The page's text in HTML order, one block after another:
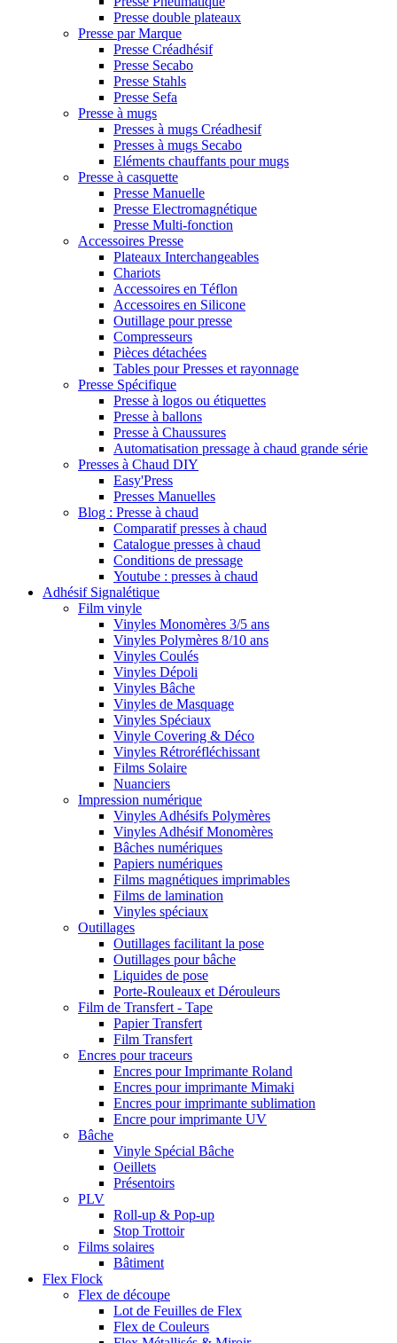
Presse double plateaux
Presse par Marque
Presse Créadhésif
Presse Secabo
Presse Stahls
Presse Sefa
Presse à mugs
Presses à mugs Créadhesif
Presses à mugs Secabo
Eléments chauffants pour mugs
Presse à casquette
Presse Manuelle
Presse Electromagnétique
Presse Multi-fonction
Accessoires Presse
Plateaux Interchangeables
Chariots
Accessoires en Téflon
Accessoires en Silicone
Outillage pour presse
Compresseurs
Pièces détachées
Tables pour Presses et rayonnage
Presse Spécifique
Presse à logos ou étiquettes
Presse à ballons
Presse à Chaussures
Automatisation pressage à chaud grande série
Presses à Chaud DIY
Easy'Press
Presses Manuelles
Blog : Presse à chaud
Comparatif presses à chaud
Catalogue presses à chaud
Conditions de pressage
Youtube : presses à chaud
Adhésif Signalétique
Film vinyle
Vinyles Monomères 3/5 ans
Vinyles Polymères 8/10 ans
Vinyles Coulés
Vinyles Dépoli
Vinyles Bâche
Vinyles de Masquage
Vinyles Spéciaux
Vinyle Covering & Déco
Vinyles Rétroréfléchissant
Films Solaire
Nuanciers
Impression numérique
Vinyles Adhésifs Polymères
Vinyles Adhésif Monomères
Bâches numériques
Papiers numériques
Films magnétiques imprimables
Films de lamination
Vinyles spéciaux
Outillages
Outillages facilitant la pose
Outillages pour bâche
Liquides de pose
Porte-Rouleaux et Dérouleurs
Film de Transfert - Tape
Papier Transfert
Film Transfert
Encres pour traceurs
Encres pour Imprimante Roland
Encres pour imprimante Mimaki
Encres pour imprimante sublimation
Encre pour imprimante UV
Bâche
Vinyle Spécial Bâche
Oeillets
Présentoirs
PLV
Roll-up & Pop-up
Stop Trottoir
Films solaires
Bâtiment
Flex Flock
Flex de découpe
Lot de Feuilles de Flex
Flex de Couleurs